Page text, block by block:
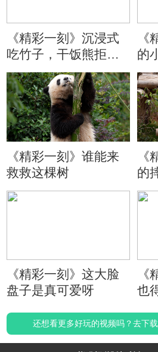
《精彩一刻》沉浸式
吃竹子，干饭熊拒绝
分心
的
《精彩一刻》谁能来
救救这棵树
的
《精彩一刻》这大脸
盘子是真可爱呀
也
还想看更多好玩的视频吗？去下